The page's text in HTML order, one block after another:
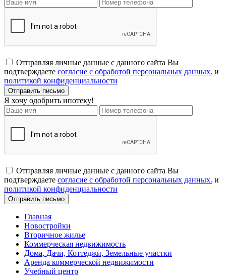
Отправляя личные данные с данного сайта Вы
подтверждаете согласие с обработой персональных данных. и
политикой конфиденциальности
Я хочу одобрить ипотеку!
Отправляя личные данные с данного сайта Вы
подтверждаете согласие с обработой персональных данных. и
политикой конфиденциальности
Главная
Новостройки
Вторичное жилье
Коммерческая недвижимость
Дома, Дачи, Коттеджи, Земельные участки
Аренда коммерческой недвижимости
Учебный центр